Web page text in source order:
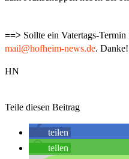
==> Sollte ein Vatertags-
mail@hofheim-news.de. Danke!
HN
Teile diesen Beitrag
teilen
teilen